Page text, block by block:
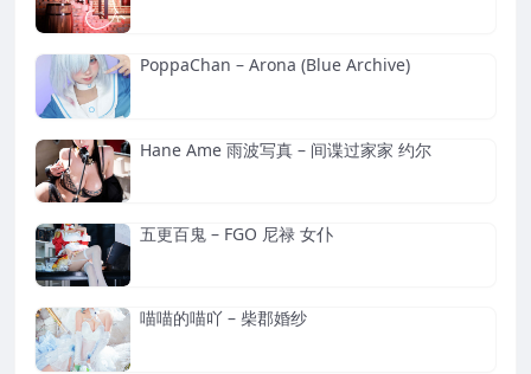
PoppaChan – Arona (Blue Archive)
Hane Ame 雨波写真 – 间谍过家家 约尔
五更百鬼 – FGO 尼禄 女仆
喵喵的喵吖 – 柴郡婚纱